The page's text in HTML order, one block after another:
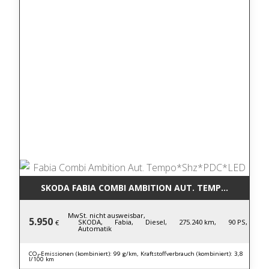
SKODA FABIA COMBI AMBITION AUT.
5.950 €
MwSt. nicht ausweisbar,
SKODA, Fabia, Diesel, 275.240 km, 90 PS,
Automatik
CO₂-Emissionen (kombiniert): 99 g/km, Kraftstoffverbrauch (kombiniert): 3,8
l/100 km